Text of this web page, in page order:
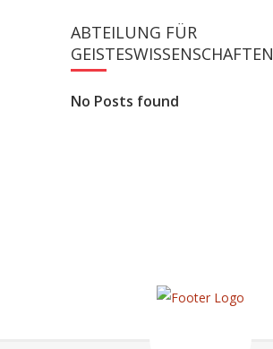
ABTEILUNG FÜR
GEISTESWISSENSCHAFTEN
No Posts found